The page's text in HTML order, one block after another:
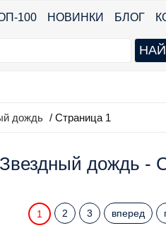
100 НОВИНКИ БЛОГ
дождь / Страница 1
Звездный дождь -
1 2 3 вперед